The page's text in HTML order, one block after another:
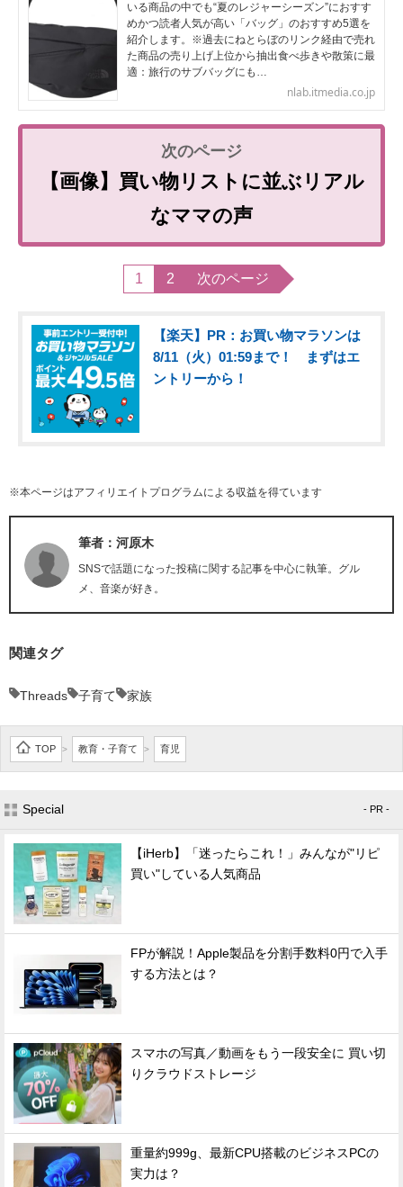
いる商品の中でも“夏のレジャーシーズン”におすす
めかつ読者人気が高い「バッグ」のおすすめ5選を
紹介します。※過去にねとらぼのリンク経由で売れ
た商品の売り上げ上位から抽出食べ歩きや散策に最
適：旅行のサブバッグにも…
nlab.itmedia.co.jp
【画像】買い物リストに並ぶリアル
なママの声
1 2 次のページ
【楽天】PR：お買い物マラソンは
8/11（火）01:59まで！ まずはエ
ントリーから！
※本ページはアフィリエイトプログラムによる収益を得ています
筆者：河原木
SNSで話題になった投稿に関する記事を中心に執筆。グル
メ、音楽が好き。
関連タグ
Threads 子育て 家族
TOP > 教育・子育て > 育児
Special - PR -
【iHerb】「迷ったらこれ！」みんなが"リピ
買い"している人気商品
FPが解説！Apple製品を分割手数料0円で入手
する方法とは？
スマホの写真／動画をもう一段安全に 買い切
りクラウドストレージ
重量約999g、最新CPU搭載のビジネスPCの
実力は？